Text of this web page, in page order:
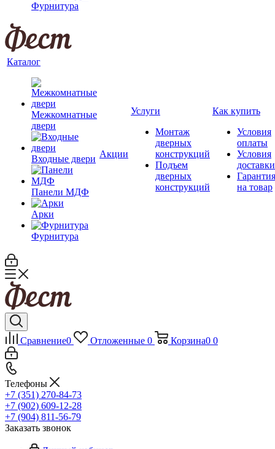
Фурнитура
Каталог
Межкомнатные
двери
Входные двери
Панели МДФ
Арки
Фурнитура
Акции
Услуги
Монтаж
дверных
конструкций
Подъем
дверных
конструкций
Как купить
Условия
оплаты
Условия
доставки
Гарантия
на товар
Сравнение0 Отложенные 0 Корзина0 0
Телефоны
+7 (351) 270-84-73
+7 (902) 609-12-28
+7 (904) 811-56-79
Заказать звонок